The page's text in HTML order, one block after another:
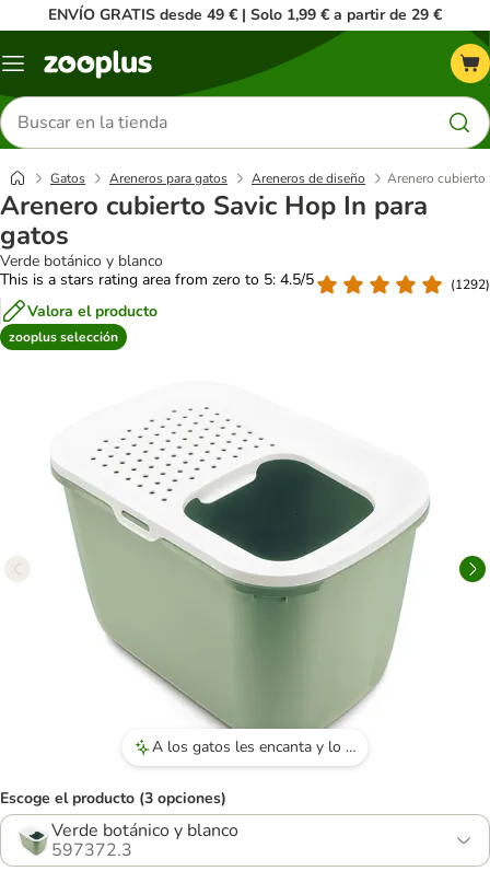
ENVÍO GRATIS desde 49 € | Solo 1,99 € a partir de 29 €
Menú
Buscar
productos
Gatos Areneros para gatos Areneros de diseño Arenero cubierto
Arenero cubierto Savic Hop In para
gatos
Verde botánico y blanco
This is a stars rating area from zero to 5: 4.5/5
(1292)
Valora el producto
zooplus selección
A los gatos les encanta y lo usan con entusiasmo.
Escoge el producto (3 opciones)
Verde botánico y blanco
597372.3